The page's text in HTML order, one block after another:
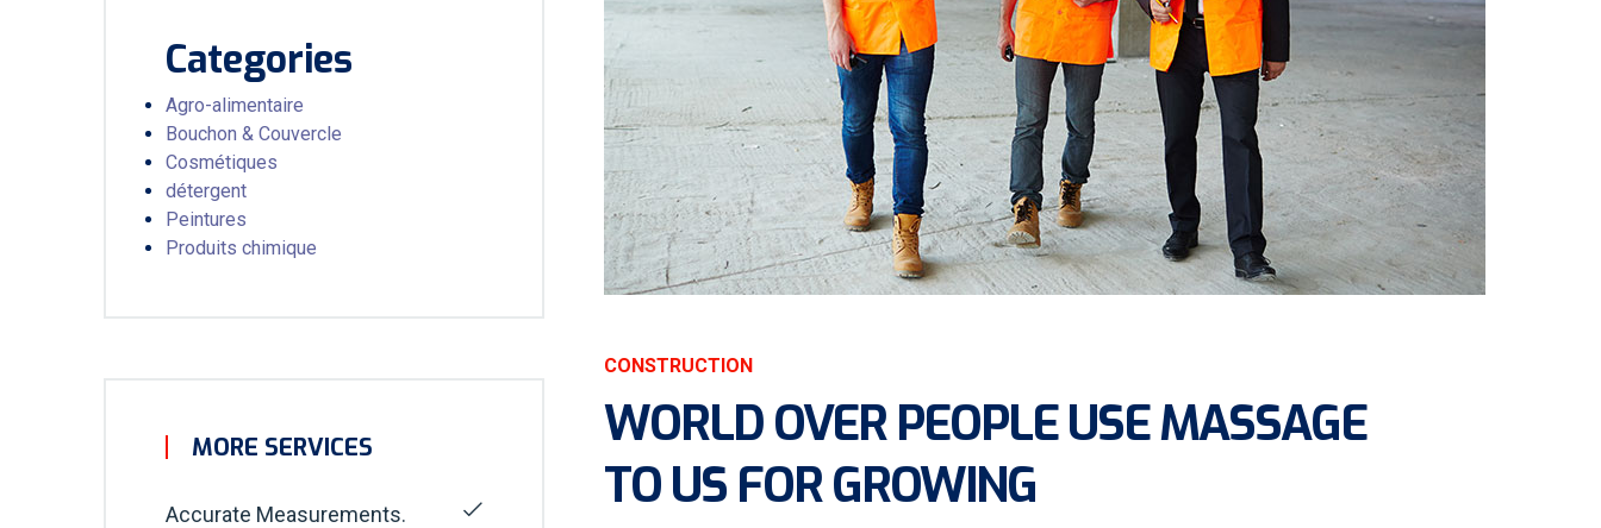
Categories
Agro-alimentaire
Bouchon & Couvercle
Cosmétiques
détergent
Peintures
Produits chimique
MORE SERVICES
Accurate Measurements.
CONSTRUCTION
WORLD OVER PEOPLE USE MASSAGE
TO US FOR GROWING